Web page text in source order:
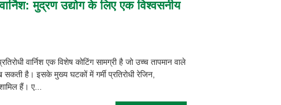
मुद्रण उद्योग के लिए एक विश्वसनीय
वार्निश एक विशेष कोटिंग सामग्री है जो उच्च तापमान वाले
सकती है। इसके मुख्य घटकों में गर्मी प्रतिरोधी रेजिन,
हैं। ए...